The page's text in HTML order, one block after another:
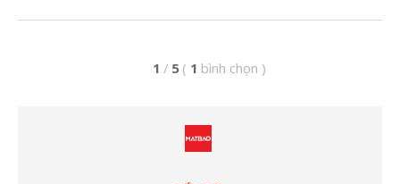
1 / 5 ( 1 bình chọn )